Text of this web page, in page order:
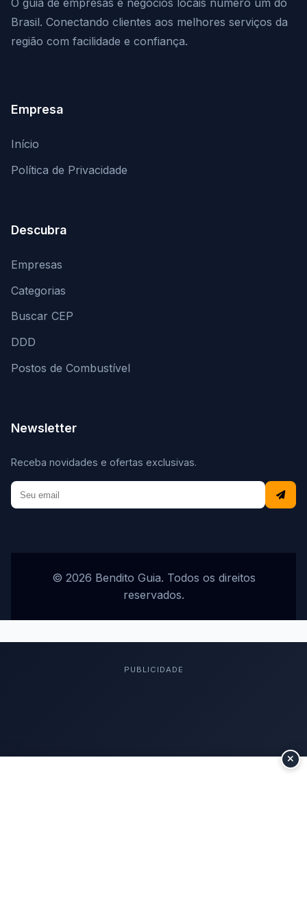
O guia de empresas e negócios locais número um do
Brasil. Conectando clientes aos melhores serviços da
região com facilidade e confiança.
Empresa
Início
Política de Privacidade
Descubra
Empresas
Categorias
Buscar CEP
DDD
Postos de Combustível
Newsletter
Receba novidades e ofertas exclusivas.
© 2026 Bendito Guia. Todos os direitos
reservados.